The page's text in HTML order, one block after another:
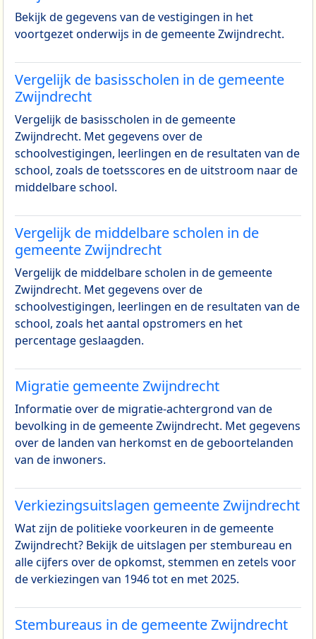
Bekijk de gegevens van de vestigingen in het
voortgezet onderwijs in de gemeente Zwijndrecht.
Vergelijk de basisscholen in de gemeente
Zwijndrecht
Vergelijk de basisscholen in de gemeente
Zwijndrecht. Met gegevens over de
schoolvestigingen, leerlingen en de resultaten van de
school, zoals de toetsscores en de uitstroom naar de
middelbare school.
Vergelijk de middelbare scholen in de
gemeente Zwijndrecht
Vergelijk de middelbare scholen in de gemeente
Zwijndrecht. Met gegevens over de
schoolvestigingen, leerlingen en de resultaten van de
school, zoals het aantal opstromers en het
percentage geslaagden.
Migratie gemeente Zwijndrecht
Informatie over de migratie-achtergrond van de
bevolking in de gemeente Zwijndrecht. Met gegevens
over de landen van herkomst en de geboortelanden
van de inwoners.
Verkiezingsuitslagen gemeente Zwijndrecht
Wat zijn de politieke voorkeuren in de gemeente
Zwijndrecht? Bekijk de uitslagen per stembureau en
alle cijfers over de opkomst, stemmen en zetels voor
de verkiezingen van 1946 tot en met 2025.
Stembureaus in de gemeente Zwijndrecht